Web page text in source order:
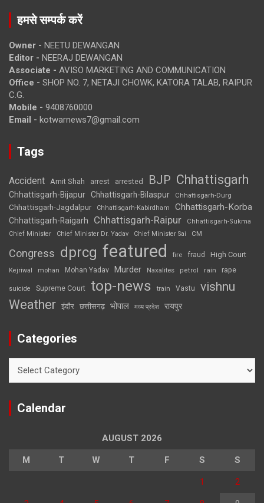
हमसे सम्पर्क करें
Owner - NEETU DEWANGAN
Editor - NEERAJ DEWANGAN
Associate - AVISO MARKETING AND COMMUNICATION
Office - SHOP NO. 7, NETAJI CHOWK, KATORA TALAB, RAIPUR
C.G.
Mobile - 9408760000
Email - kotwarnews7@gmail.com
Tags
Accident Amit Shah arrest arrested BJP Chhattisgarh
Chhattisgarh-Bijapur Chhattisgarh-Bilaspur Chhattisgarh-Durg
Chhattisgarh-Jagdalpur Chhattisgarh-Kabirdham Chhattisgarh-Korba
Chhattisgarh-Raigarh Chhattisgarh-Raipur
Chhattisgarh-Sukma
Chief Minister
Chief Minister Dr. Yadav Chief Minister Sai CM
Congress dprcg featured fire fraud High Court
Kejriwal mohan Mohan Yadav Murder Naxalites petrol rain rape
suicide Supreme Court top-news train Vastu vishnu
Weather इंदौर छत्तीसगढ़ भोपाल मध्य प्रदेश रायपुर
Categories
Calendar
AUGUST 2026
M T W T F S S
1 2